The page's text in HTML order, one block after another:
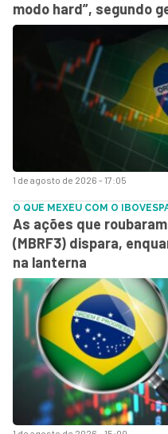
1 de agosto de 2026 - 17:05
modo hard”, segundo
O QUE MEXEU COM O
As ações que
(MBRF3) dispara,
na lanterna